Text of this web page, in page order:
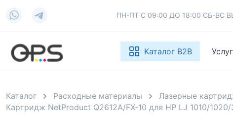
ПН-ПТ С 09:00 ДО 18:00 СБ-ВС
Каталог B2B
Каталог Расходные материалы Лазерные
Картридж NetProduct Q2612A/FX-10 для HP LJ 1010/